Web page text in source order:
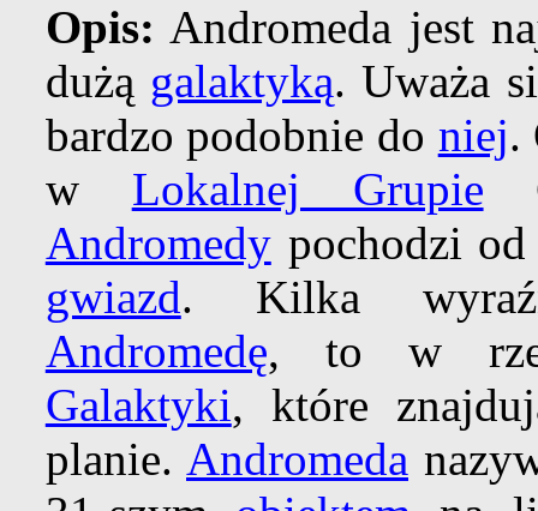
Opis: Andromeda jest
dużą galaktyką. Uważa
bardzo podobnie do niej.
w Lokalnej Grupie
Andromedypochodzi od
gwiazd. Kilka
Andromedę, to w
Galaktyki, które
planie. Andromeda